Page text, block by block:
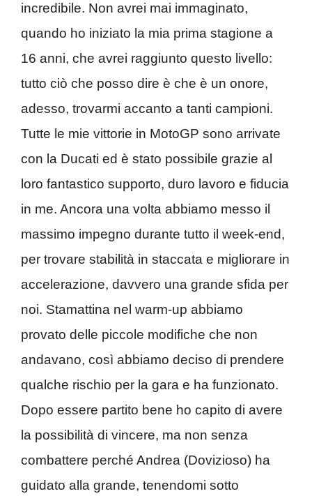
incredibile. Non avrei mai immaginato,
quando ho iniziato la mia prima stagione a
16 anni, che avrei raggiunto questo livello:
tutto ciò che posso dire è che è un onore,
adesso, trovarmi accanto a tanti campioni.
Tutte le mie vittorie in MotoGP sono arrivate
con la Ducati ed è stato possibile grazie al
loro fantastico supporto, duro lavoro e fiducia
in me. Ancora una volta abbiamo messo il
massimo impegno durante tutto il week-end,
per trovare stabilità in staccata e migliorare in
accelerazione, davvero una grande sfida per
noi. Stamattina nel warm-up abbiamo
provato delle piccole modifiche che non
andavano, così abbiamo deciso di prendere
qualche rischio per la gara e ha funzionato.
Dopo essere partito bene ho capito di avere
la possibilità di vincere, ma non senza
combattere perché Andrea (Dovizioso) ha
guidato alla grande, tenendomi sotto